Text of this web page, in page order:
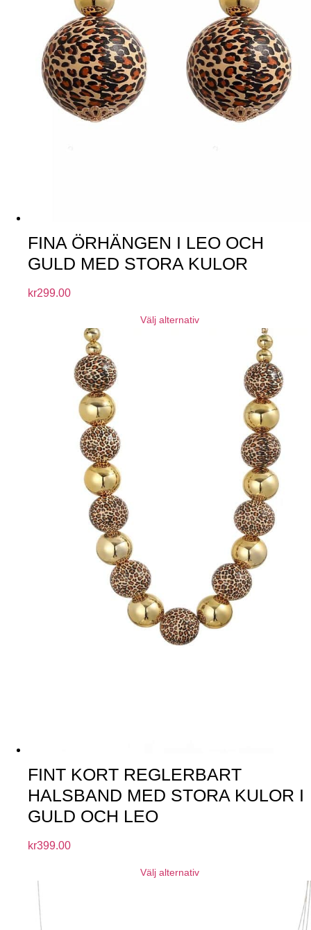
FINA ÖRHÄNGEN I LEO OCH
GULD MED STORA KULOR
kr299.00
Välj alternativ
FINT KORT REGLERBART
HALSBAND MED STORA KULOR I
GULD OCH LEO
kr399.00
Välj alternativ